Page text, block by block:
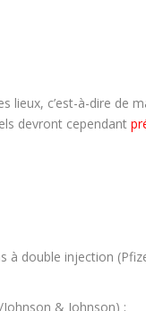
lieux, c’est-à-dire de
devront cependant
à double injection
& Johnson) ;